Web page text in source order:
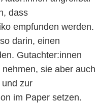
dass
empfunden werden.
darin, einen
Gutachter:innen
sie aber auch
zur
im Paper setzen.